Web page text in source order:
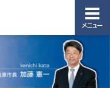
メニュー